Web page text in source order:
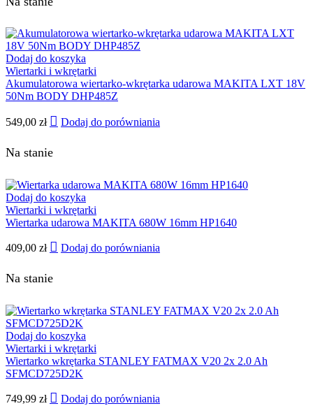
Dodaj do koszyka
Wiertarki i wkrętarki
Akumulatorowa wiertarko-wkrętarka udarowa MAKITA LXT 18V
50Nm BODY DHP485Z
549,00 zł Dodaj do porówniania
Na stanie
Dodaj do koszyka
Wiertarki i wkrętarki
Wiertarka udarowa MAKITA 680W 16mm HP1640
409,00 zł Dodaj do porówniania
Na stanie
Dodaj do koszyka
Wiertarki i wkrętarki
Wiertarko wkrętarka STANLEY FATMAX V20 2x 2.0 Ah
SFMCD725D2K
749,99 zł Dodaj do porówniania